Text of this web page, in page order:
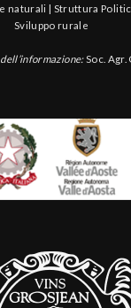
naturali | Struttura
Sviluppo rurale
Soc. Agr.